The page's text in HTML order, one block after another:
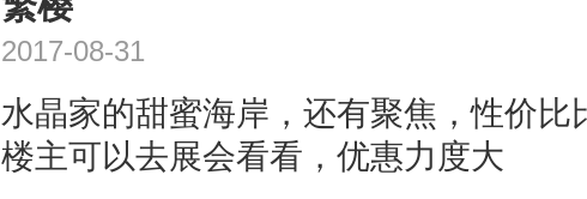
2017-08-31
水晶家的甜蜜海岸，还有聚焦，性价比
楼主可以去展会看看，优惠力度大